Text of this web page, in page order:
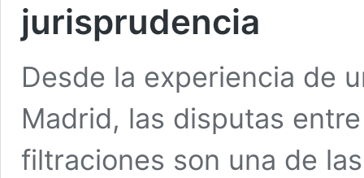
jurisprudencia
Desde la experiencia de
Madrid, las disputas
filtraciones son una de